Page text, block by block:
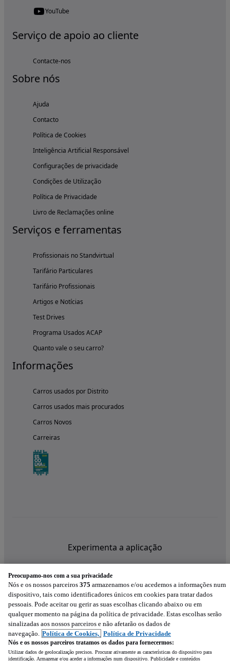
YouTube
Serviço de apoio ao cliente
Contacte-nos
Sobre nós
Ajuda
Contacto
Política de Cookies
Inteligência Artificial Responsável
Configurações de privacidade
Condições de Utilização
Política de Privacidade
Livro de Reclamações online
Serviços e ferramentas
Profissionais no Standvirtual
Tarifário Particulares
Tarifário Profissionais
Artigos e Notícias
Test Drives
Programa Usados ACAP
Quanto vale o seu carro?
Informações
Carros usados por Distrito
Carros usados mais procurados
Carros Novos
Carreiras
Experimenta a aplicação
Preocupamo-nos com a sua privacidade
Nós e os nossos parceiros 375 armazenamos e/ou acedemos a informações num
dispositivo, tais como identificadores únicos em cookies para tratar dados
pessoais. Pode aceitar ou gerir as suas escolhas clicando abaixo ou em
qualquer momento na página da política de privacidade. Estas escolhas serão
sinalizadas aos nossos parceiros e não afetarão os dados de
navegação. Política de Cookies, Política de Privacidade
Nós e os nossos parceiros tratamos os dados para fornecermos:
Utilizar dados de geolocalização precisos. Procurar ativamente as características do dispositivo para
identificação. Armazenar e/ou aceder a informações num dispositivo. Publicidade e conteúdos